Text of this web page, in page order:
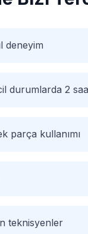
deneyim
durumlarda 2
parça kullanımı
teknisyenler